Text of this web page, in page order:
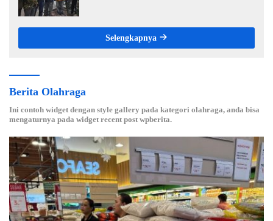
Selengkapnya
Berita Olahraga
Ini contoh widget dengan style gallery pada kategori olahraga, anda bisa
mengaturnya pada widget recent post wpberita.